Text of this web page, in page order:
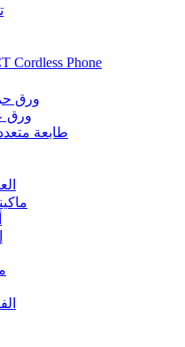
Cordless Phone
ورق
ورق
طابعة